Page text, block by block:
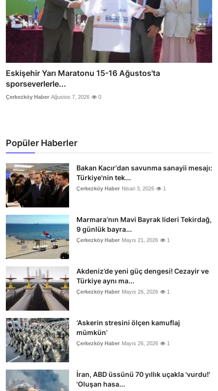
Eskişehir Yarı Maratonu 15-16 Ağustos'ta
sporseverlerle...
Çerkezköy Haber Ağustos 7, 2026 0
Popüler Haberler
Bakan Kacır'dan savunma sanayii mesajı:
Türkiye'nin tek...
Çerkezköy Haber Nisan 3, 2026 1
Marmara’nın Mavi Bayrak lideri Tekirdağ,
9 günlük bayra...
Çerkezköy Haber Mayıs 21, 2026 1
Akdeniz’de yeni güç dengesi! Cezayir ve
Türkiye aynı ma...
Çerkezköy Haber Mayıs 26, 2026 1
‘Askerin stresini ölçen kamuflaj
mümkün’
Çerkezköy Haber Mayıs 26, 2026 1
İran, ABD üssünü 70 yıllık uçakla 'vurdu!'
'Oluşan hasa...